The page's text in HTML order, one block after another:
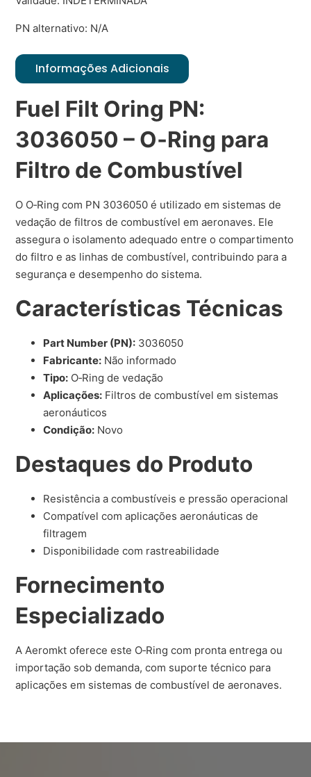
PN alternativo: N/A
Informações Adicionais
Fuel Filt Oring PN:
3036050 – O‑Ring para
Filtro de Combustível
O O‑Ring com PN 3036050 é utilizado em sistemas de
vedação de filtros de combustível em aeronaves. Ele
assegura o isolamento adequado entre o compartimento
do filtro e as linhas de combustível, contribuindo para a
segurança e desempenho do sistema.
Características Técnicas
Part Number (PN): 3036050
Fabricante: Não informado
Tipo: O‑Ring de vedação
Aplicações: Filtros de combustível em sistemas
aeronáuticos
Condição: Novo
Destaques do Produto
Resistência a combustíveis e pressão operacional
Compatível com aplicações aeronáuticas de
filtragem
Disponibilidade com rastreabilidade
Fornecimento
Especializado
A Aeromkt oferece este O‑Ring com pronta entrega ou
importação sob demanda, com suporte técnico para
aplicações em sistemas de combustível de aeronaves.